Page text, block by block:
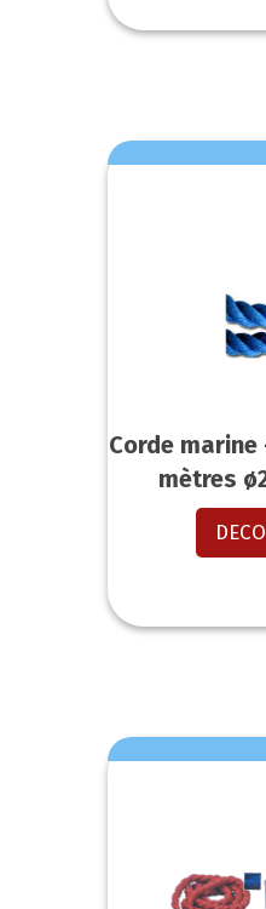
Corde marine
mètres